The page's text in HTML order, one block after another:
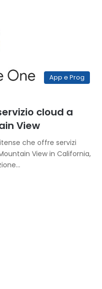
App e Prog
cloud a
View
che offre servizi
View in California,